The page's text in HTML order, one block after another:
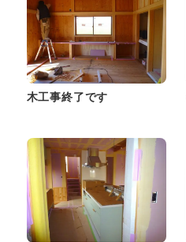
木工事終了です